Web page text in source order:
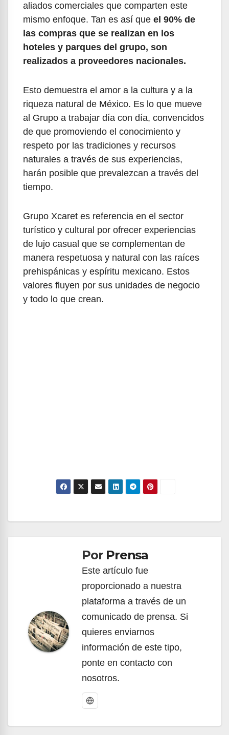
aliados comerciales que comparten este
mismo enfoque. Tan es así que el 90% de
las compras que se realizan en los
hoteles y parques del grupo, son
realizados a proveedores nacionales.
Esto demuestra el amor a la cultura y a la
riqueza natural de México. Es lo que mueve
al Grupo a trabajar día con día, convencidos
de que promoviendo el conocimiento y
respeto por las tradiciones y recursos
naturales a través de sus experiencias,
harán posible que prevalezcan a través del
tiempo.
Grupo Xcaret es referencia en el sector
turístico y cultural por ofrecer experiencias
de lujo casual que se complementan de
manera respetuosa y natural con las raíces
prehispánicas y espíritu mexicano. Estos
valores fluyen por sus unidades de negocio
y todo lo que crean.
Navegación
entradasPor Prensa
Este artículo fue
proporcionado a nuestra
plataforma a través de un
comunicado de prensa. Si
quieres enviarnos
información de este tipo,
ponte en contacto con
nosotros.